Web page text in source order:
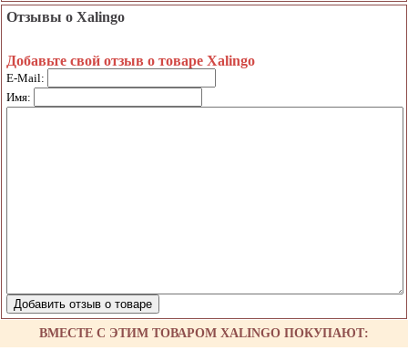
Отзывы о Xalingo
Добавьте свой отзыв о товаре Xalingo
E-Mail:
Имя:
ВМЕСТЕ С ЭТИМ ТОВАРОМ XALINGO ПОКУПАЮТ: